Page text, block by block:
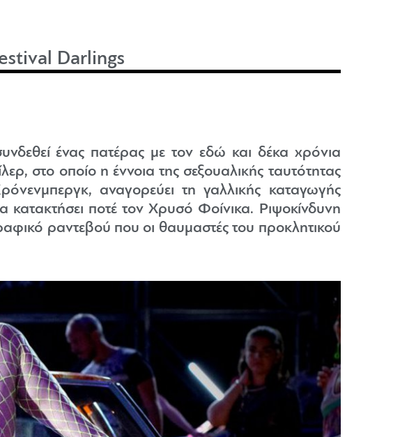
Darlings
ένας πατέρας με τον εδώ και δέκα χρόνια
στο οποίο η έννοια της σεξουαλικής ταυτότητας
αναγορεύει τη γαλλικής καταγωγής
ποτέ τον Χρυσό Φοίνικα. Ριψοκίνδυνη
ραντεβού που οι θαυμαστές του προκλητικού